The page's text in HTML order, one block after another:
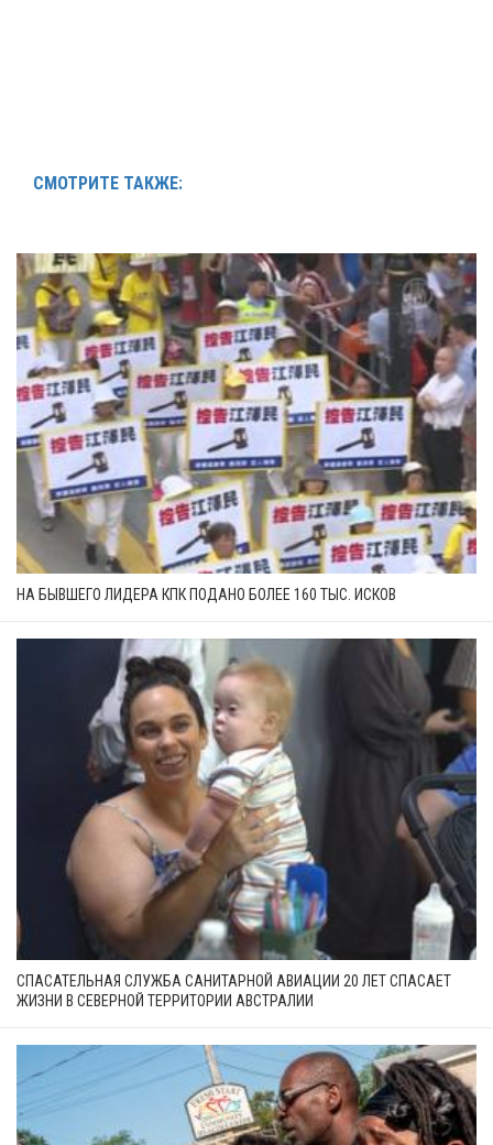
СМОТРИТЕ ТАКЖЕ:
НА БЫВШЕГО ЛИДЕРА КПК ПОДАНО БОЛЕЕ 160 ТЫС. ИСКОВ
СПАСАТЕЛЬНАЯ СЛУЖБА САНИТАРНОЙ АВИАЦИИ 20 ЛЕТ СПАСАЕТ
ЖИЗНИ В СЕВЕРНОЙ ТЕРРИТОРИИ АВСТРАЛИИ